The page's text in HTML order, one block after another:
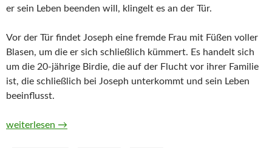
er sein Leben beenden will, klingelt es an der Tür.
Vor der Tür findet Joseph eine fremde Frau mit Füßen voller
Blasen, um die er sich schließlich kümmert. Es handelt sich
um die 20-jährige Birdie, die auf der Flucht vor ihrer Familie
ist, die schließlich bei Joseph unterkommt und sein Leben
beeinflusst.
Wirf einen Schatten von Elena Fischer
weiterlesen →